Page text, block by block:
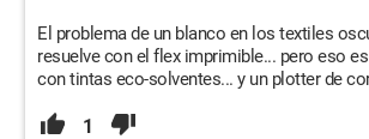
El problema de un blanco en los textiles
resuelve con el flex imprimible... pero eso
con tintas eco-solventes... y un plotter de
1